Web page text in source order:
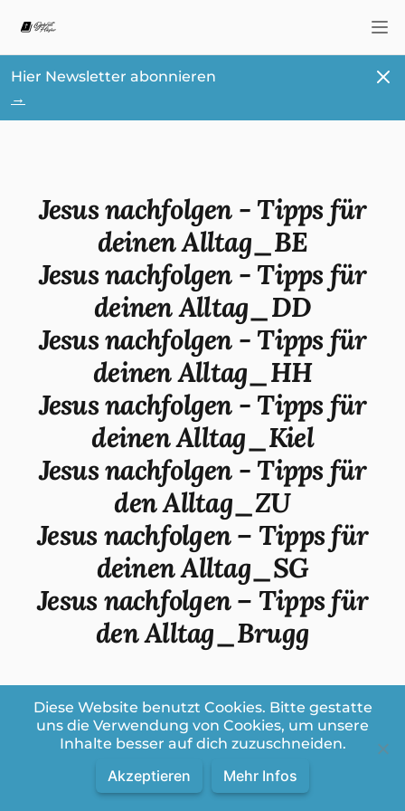
Hier Newsletter abonnieren
→
Jesus nachfolgen - Tipps für
deinen Alltag_BE
Jesus nachfolgen - Tipps für
deinen Alltag_DD
Jesus nachfolgen - Tipps für
deinen Alltag_HH
Jesus nachfolgen - Tipps für
deinen Alltag_Kiel
Jesus nachfolgen - Tipps für
den Alltag_ZU
Jesus nachfolgen – Tipps für
deinen Alltag_SG
Jesus nachfolgen – Tipps für
den Alltag_Brugg
Diese Website benutzt Cookies. Bitte gestatte
uns die Verwendung von Cookies, um unsere
Inhalte besser auf dich zuzuschneiden.
Akzeptieren Mehr Infos